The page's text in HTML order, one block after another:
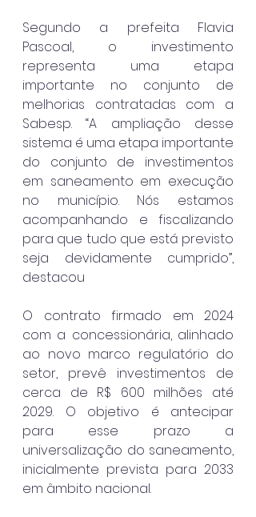
Segundo a prefeita Flavia
Pascoal, o investimento
representa uma etapa
importante no conjunto de
melhorias contratadas com a
Sabesp. “A ampliação desse
sistema é uma etapa importante
do conjunto de investimentos
em saneamento em execução
no município. Nós estamos
acompanhando e fiscalizando
para que tudo que está previsto
seja devidamente cumprido”,
destacou
O contrato firmado em 2024
com a concessionária, alinhado
ao novo marco regulatório do
setor, prevê investimentos de
cerca de R$ 600 milhões até
2029. O objetivo é antecipar
para esse prazo a
universalização do saneamento,
inicialmente prevista para 2033
em âmbito nacional.